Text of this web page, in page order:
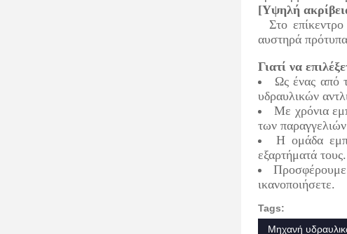
[Υψηλή
Στο
αυστηρά πρότυπα
Γιατί να
Ως ένας από
υδραυλικών
Με χρόνια
των
Η ομάδα
εξαρτήματά τους.
Προσφέρουμε
ικανοποιήσετε.
Tags:
Μηχανή